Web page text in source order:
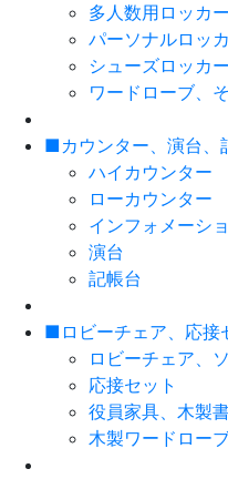
多人数用ロッカー
パーソナルロッ
シューズロッカー
ワードローブ、
■カウンター、演台、
ハイカウンター
ローカウンター
インフォメーシ
演台
記帳台
■ロビーチェア、応接
ロビーチェア、
応接セット
役員家具、木製
木製ワードロー